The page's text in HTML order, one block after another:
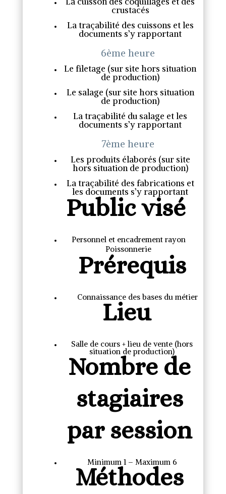
crustacés
La traçabilité des cuissons et les
documents s’y rapportant
6ème heure
Le filetage (sur site hors situation
de production)
Le salage (sur site hors situation
de production)
La traçabilité du salage et les
documents s’y rapportant
7ème heure
Les produits élaborés (sur site
hors situation de production)
La traçabilité des fabrications et
les documents s’y rapportant
Public visé
Personnel et encadrement rayon
Poissonnerie
Prérequis
Connaissance des bases du métier
Lieu
Salle de cours + lieu de vente (hors
situation de production)
Nombre de
stagiaires
par session
Minimum 1 – Maximum 6
Méthodes